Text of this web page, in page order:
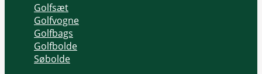
Golfsæt
Golfvogne
Golfbags
Golfbolde
Søbolde